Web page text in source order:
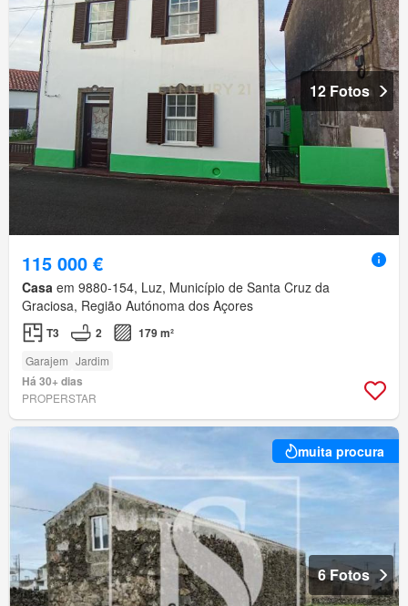
12 Fotos
115 000 €
Casa em 9880-154, Luz, Município de Santa Cruz da
Graciosa, Região Autónoma dos Açores
T3 2 179 m²
Garajem Jardim
Há 30+ dias
PROPERSTAR
muita procura
6 Fotos